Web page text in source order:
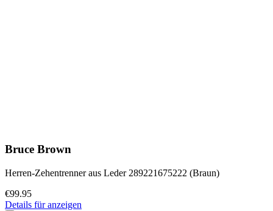
Bruce Brown
Herren-Zehentrenner aus Leder 289221675222 (Braun)
€99.95
Details für anzeigen